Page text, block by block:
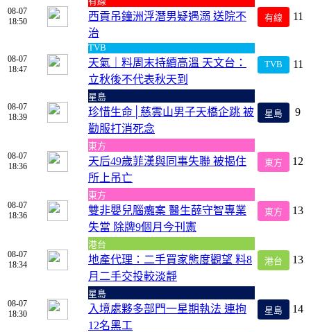
08-07
18:50
西貢吊鐘洲浮潛男疑遇溺 送院不
治
有線 11
08-07
18:47
TVB
天氣｜料周末持續高溫 天文台：
立秋後不代表秋天到
TVB 11
08-07
18:39
星島
珍惜生命│慈雲山男子天橋企跳 被
勸服打消死念
星島 9
08-07
18:36
東方
天后49歲菲漢與同事失聯 被揭住
所上吊亡
東方 12
08-07
18:36
東方
雙非嬰兒腦癱案 醫生薛守智專業
失當 除牌9個月今刊憲
東方 13
08-07
18:34
港台
地產代理：二手買家態度觀望 料8
月二手交投較淡靜
港台 13
08-07
18:30
星島
入境處夥多部門一星期執法 連拘
12名黑工
星島 14